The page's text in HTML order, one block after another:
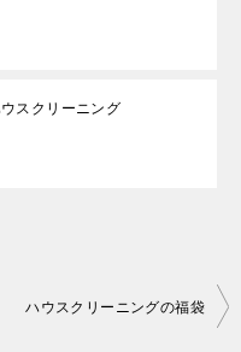
スクリーニング
ハウスクリーニングの福袋